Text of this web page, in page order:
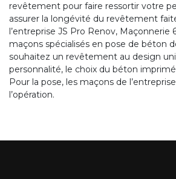
revêtement pour faire ressortir votre
assurer la longévité du revêtement
l’entreprise JS Pro Renov, Maçonnerie
maçons spécialisés en pose de béton
souhaitez un revêtement au design
personnalité, le choix du béton
Pour la pose, les maçons de
l’opération.